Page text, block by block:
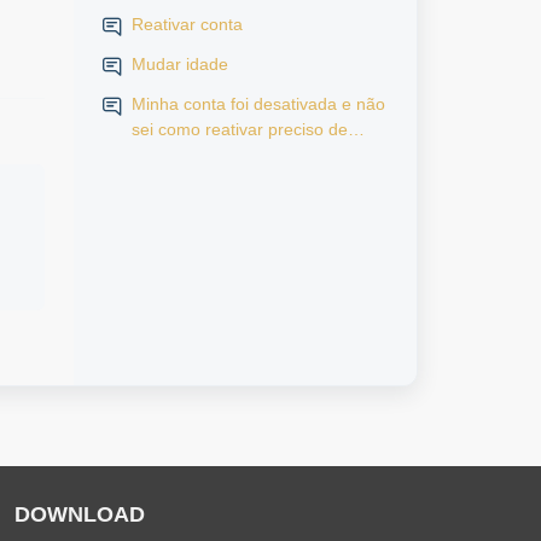
Reativar conta
Mudar idade
Minha conta foi desativada e não
sei como reativar preciso de
DOWNLOAD